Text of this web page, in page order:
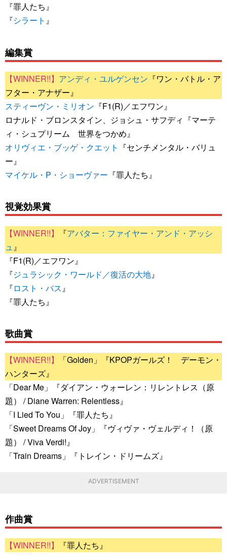
『罪人たち』
『シラート 』
編集賞
アンディ・ユルゲンセン 『ワン・バトル・ア
フター・アナザー』
スティーヴン・ミリオン 『F1(R)／エフワン』
ロナルド・ブロンスタイン、ジョシュ・サフディ『マーテ
ィ・シュプリーム 世界をつかめ』
オリヴィエ・ブッゲ・クエット 『センチメンタル・バリュ
ー』
マイケル・P・ショーヴァー 『罪人たち』
視覚効果賞
『アバター：ファイヤー・アンド・アッシ
ュ 』
『F1(R)／エフワン』
『ジュラシック・ワールド／復活の大地』
『ロスト・バス 』
『罪人たち』
歌曲賞
「Golden」『KPOPガールズ！ デーモン・
ハンターズ』
「Dear Me」『ダイアン・ウォーレン：リレントレス（原
題） / Diane Warren: Relentless』
「I Lied To You」『罪人たち』
「Sweet Dreams Of Joy」『ヴィヴァ・ヴェルディ！（原
題） / Viva Verdi!』
「Train Dreams」『トレイン・ドリームズ』
ADVERTISEMENT
作曲賞
『罪人たち』